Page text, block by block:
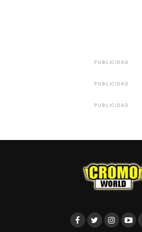
PUBLICIDAD
PUBLICIDAD
PUBLICIDAD